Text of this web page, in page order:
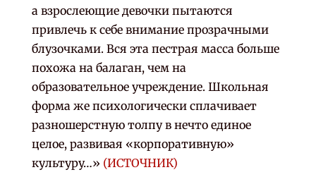
а взрослеющие девочки пытаются
привлечь к себе внимание прозрачными
блузочками. Вся эта пестрая масса больше
похожа на балаган, чем на
образовательное учреждение. Школьная
форма же психологически сплачивает
разношерстную толпу в нечто единое
целое, развивая «корпоративную»
культуру…» (ИСТОЧНИК)